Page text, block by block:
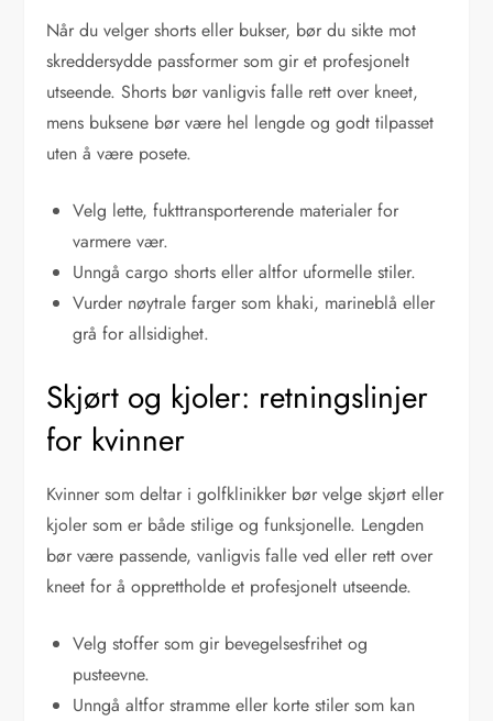
Når du velger shorts eller bukser, bør du sikte mot
skreddersydde passformer som gir et profesjonelt
utseende. Shorts bør vanligvis falle rett over kneet,
mens buksene bør være hel lengde og godt tilpasset
uten å være posete.
Velg lette, fukttransporterende materialer for
varmere vær.
Unngå cargo shorts eller altfor uformelle stiler.
Vurder nøytrale farger som khaki, marineblå eller
grå for allsidighet.
Skjørt og kjoler: retningslinjer
for kvinner
Kvinner som deltar i golfklinikker bør velge skjørt eller
kjoler som er både stilige og funksjonelle. Lengden
bør være passende, vanligvis falle ved eller rett over
kneet for å opprettholde et profesjonelt utseende.
Velg stoffer som gir bevegelsesfrihet og
pusteevne.
Unngå altfor stramme eller korte stiler som kan